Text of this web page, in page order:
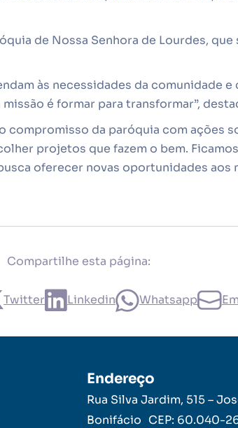
de Nossa Senhora de Lourdes, que
às necessidades da comunidade
é formar para transformar”,
compromisso da paróquia com ações
projetos que fazem o bem.
oferecer novas oportunidades aos
Compartilhe esta página:
Twitter Linkedin Whatsapp
Endereço
Rua Silva Jardim, 515 –
Bonifácio CEP: 60.040-